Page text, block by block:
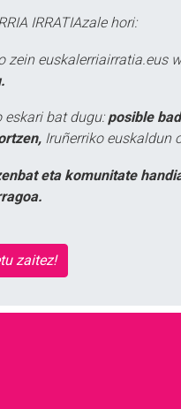
IRRATIAzale hori:
zein euskalerriairratia.eus
eskari bat dugu: posible
Iruñerriko euskaldun
eta komunitate
zaitez!